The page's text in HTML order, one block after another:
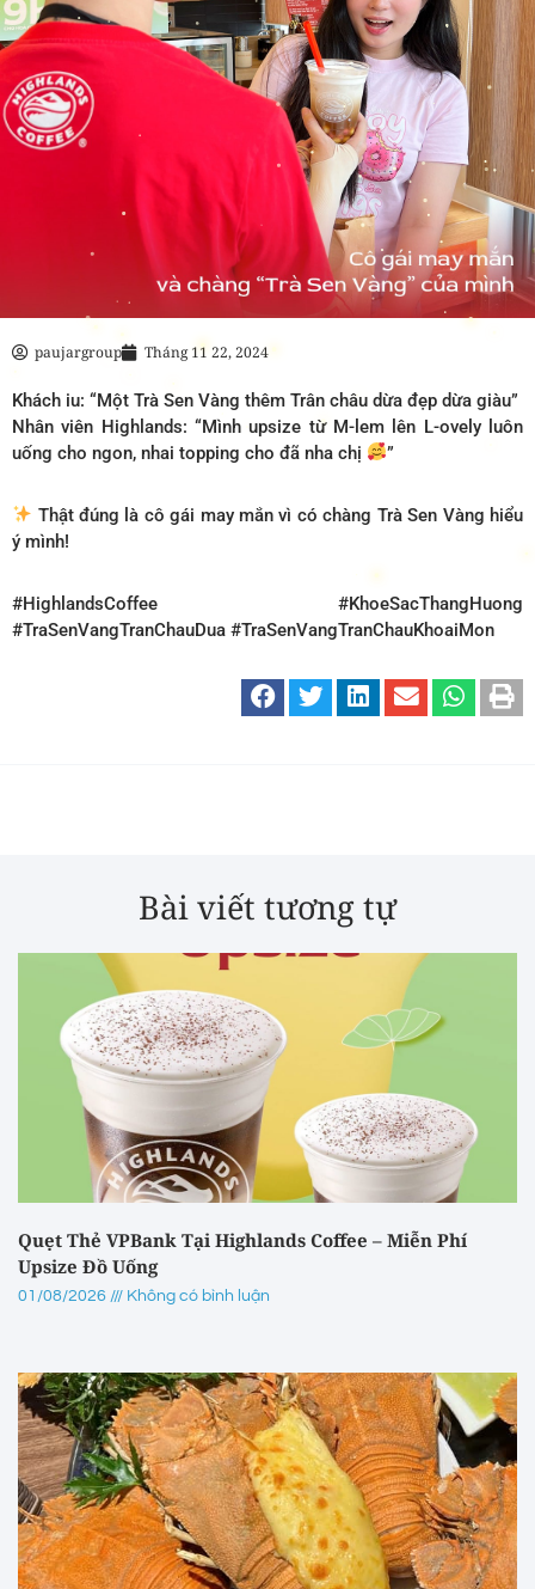
paujargroup Tháng 11 22, 2024
Khách iu: “Một Trà Sen Vàng thêm Trân châu dừa đẹp dừa giàu”
Nhân viên Highlands: “Mình upsize từ M-lem lên L-ovely luôn
uống cho ngon, nhai topping cho đã nha chị
”
Thật đúng là cô gái may mắn vì có chàng Trà Sen Vàng hiểu
ý mình!
#HighlandsCoffee #KhoeSacThangHuong
#TraSenVangTranChauDua #TraSenVangTranChauKhoaiMon
Bài viết tương tự
Quẹt Thẻ VPBank Tại Highlands Coffee – Miễn Phí
Upsize Đồ Uống
01/08/2026 Không có bình luận